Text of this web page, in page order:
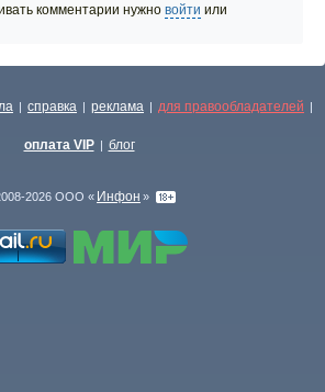
комментарии нужно войти или
| справка | реклама | для правообладателей |
оплата VIP | блог
2026 ООО « Инфон »